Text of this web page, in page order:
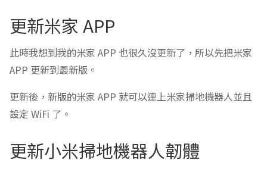
更新米家 APP
此時我想到我的米家 APP 也很久沒更新了，所以先把米家
APP 更新到最新版。
更新後，新版的米家 APP 就可以連上米家掃地機器人並且
設定 WiFi 了。
更新小米掃地機器人韌體